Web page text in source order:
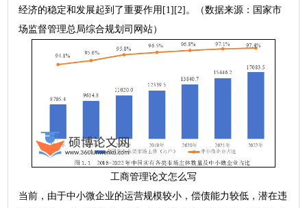
经济的稳定和发展起到了重要作用[1][2]。（数据来源：国家市
场监督管理总局综合规划司网站）
工商管理论文怎么写
当前，由于中小微企业的运营规模较小，偿债能力较低，潜在违